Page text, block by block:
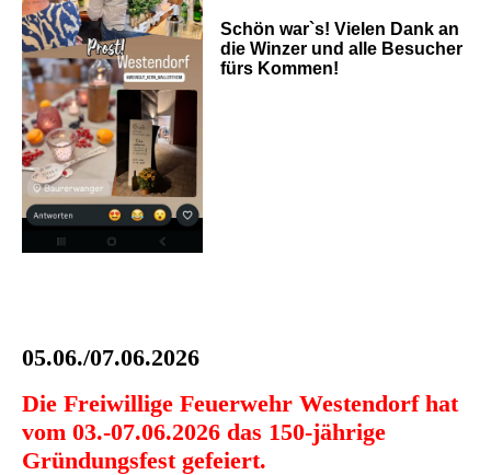
Schön war`s! Vielen Dank an
die Winzer und alle Besucher
fürs Kommen!
05.06./07.06.2026
Die Freiwillige Feuerwehr Westendorf hat
vom 03.-07.06.2026 das 150-jährige
Gründungsfest gefeiert.